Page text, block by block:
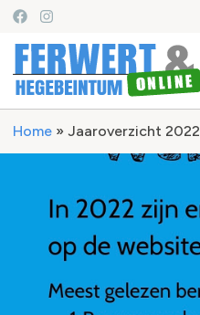
Home » Jaaroverzicht 2022